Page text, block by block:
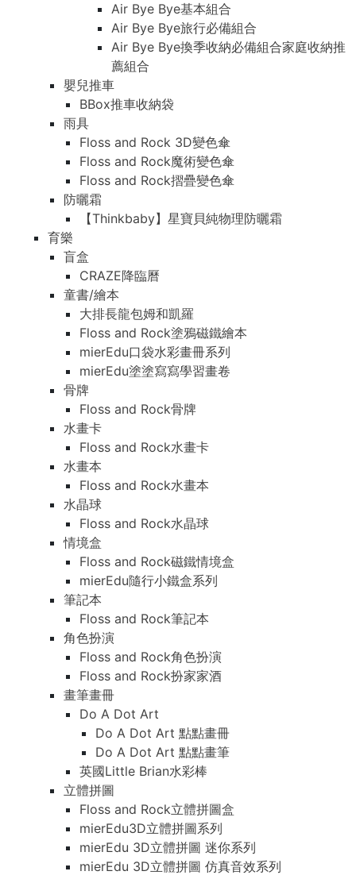
Air Bye Bye基本組合
Air Bye Bye旅行必備組合
Air Bye Bye換季收納必備組合家庭收納推
薦組合
嬰兒推車
BBox推車收納袋
雨具
Floss and Rock 3D變色傘
Floss and Rock魔術變色傘
Floss and Rock摺疊變色傘
防曬霜
【Thinkbaby】星寶貝純物理防曬霜
育樂
盲盒
CRAZE降臨曆
童書/繪本
大排長龍包姆和凱羅
Floss and Rock塗鴉磁鐵繪本
mierEdu口袋水彩畫冊系列
mierEdu塗塗寫寫學習畫卷
骨牌
Floss and Rock骨牌
水畫卡
Floss and Rock水畫卡
水畫本
Floss and Rock水畫本
水晶球
Floss and Rock水晶球
情境盒
Floss and Rock磁鐵情境盒
mierEdu隨行小鐵盒系列
筆記本
Floss and Rock筆記本
角色扮演
Floss and Rock角色扮演
Floss and Rock扮家家酒
畫筆畫冊
Do A Dot Art
Do A Dot Art 點點畫冊
Do A Dot Art 點點畫筆
英國Little Brian水彩棒
立體拼圖
Floss and Rock立體拼圖盒
mierEdu3D立體拼圖系列
mierEdu 3D立體拼圖 迷你系列
mierEdu 3D立體拼圖 仿真音效系列